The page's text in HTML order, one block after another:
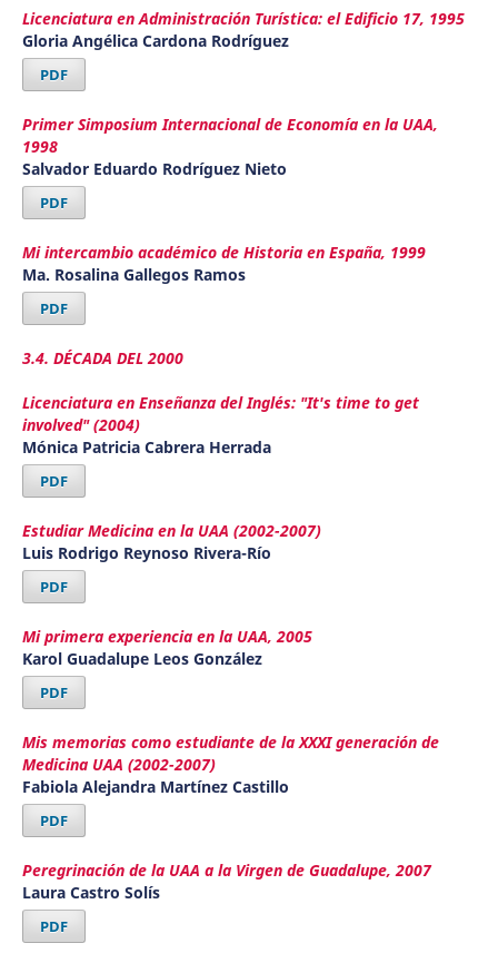
Licenciatura en Administración Turística: el Edificio 17, 1995
Gloria Angélica Cardona Rodríguez
PDF
Primer Simposium Internacional de Economía en la UAA,
1998
Salvador Eduardo Rodríguez Nieto
PDF
Mi intercambio académico de Historia en España, 1999
Ma. Rosalina Gallegos Ramos
PDF
3.4. DÉCADA DEL 2000
Licenciatura en Enseñanza del Inglés: "It's time to get
involved" (2004)
Mónica Patricia Cabrera Herrada
PDF
Estudiar Medicina en la UAA (2002-2007)
Luis Rodrigo Reynoso Rivera-Río
PDF
Mi primera experiencia en la UAA, 2005
Karol Guadalupe Leos González
PDF
Mis memorias como estudiante de la XXXI generación de
Medicina UAA (2002-2007)
Fabiola Alejandra Martínez Castillo
PDF
Peregrinación de la UAA a la Virgen de Guadalupe, 2007
Laura Castro Solís
PDF